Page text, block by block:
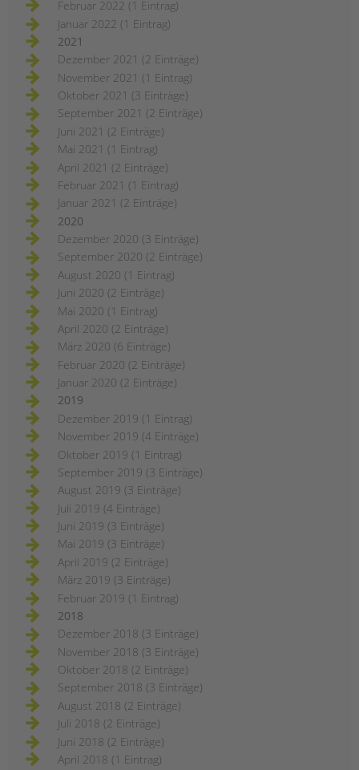
Februar 2022 (1 Eintrag)
Januar 2022 (1 Eintrag)
2021
Dezember 2021 (2 Einträge)
November 2021 (1 Eintrag)
Oktober 2021 (3 Einträge)
September 2021 (2 Einträge)
Juni 2021 (2 Einträge)
Mai 2021 (1 Eintrag)
April 2021 (2 Einträge)
Februar 2021 (1 Eintrag)
Januar 2021 (2 Einträge)
2020
Dezember 2020 (3 Einträge)
September 2020 (2 Einträge)
August 2020 (1 Eintrag)
Juni 2020 (2 Einträge)
Mai 2020 (1 Eintrag)
April 2020 (2 Einträge)
März 2020 (6 Einträge)
Februar 2020 (2 Einträge)
Januar 2020 (2 Einträge)
2019
Dezember 2019 (1 Eintrag)
November 2019 (4 Einträge)
Oktober 2019 (1 Eintrag)
September 2019 (3 Einträge)
August 2019 (3 Einträge)
Juli 2019 (4 Einträge)
Juni 2019 (3 Einträge)
Mai 2019 (3 Einträge)
April 2019 (2 Einträge)
März 2019 (3 Einträge)
Februar 2019 (1 Eintrag)
2018
Dezember 2018 (3 Einträge)
November 2018 (3 Einträge)
Oktober 2018 (2 Einträge)
September 2018 (3 Einträge)
August 2018 (2 Einträge)
Juli 2018 (2 Einträge)
Juni 2018 (2 Einträge)
April 2018 (1 Eintrag)